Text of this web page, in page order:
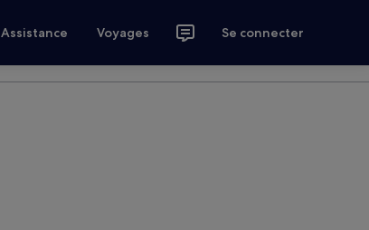
Assistance Voyages Se connecter